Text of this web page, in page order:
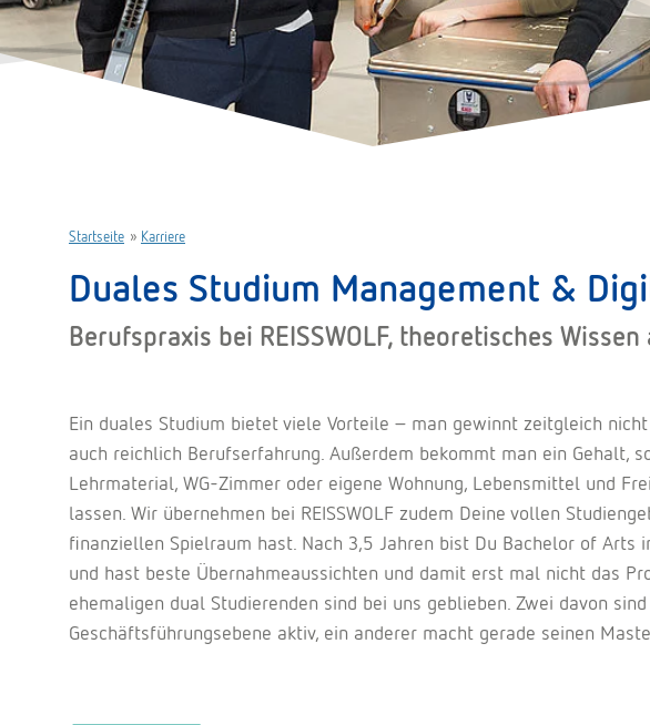
Startseite » Karriere
Duales Studium Management &
Berufspraxis bei REISSWOLF, theoretisches
Ein duales Studium bietet viele Vorteile – man gewinnt zeitgleich
auch reichlich Berufserfahrung. Außerdem bekommt man ein Gehalt,
Lehrmaterial, WG-Zimmer oder eigene Wohnung, Lebensmittel und
lassen. Wir übernehmen bei REISSWOLF zudem Deine vollen
finanziellen Spielraum hast. Nach 3,5 Jahren bist Du Bachelor of Arts
und hast beste Übernahmeaussichten und damit erst mal nicht das
ehemaligen dual Studierenden sind bei uns geblieben. Zwei davon
Geschäftsführungsebene aktiv, ein anderer macht gerade seinen